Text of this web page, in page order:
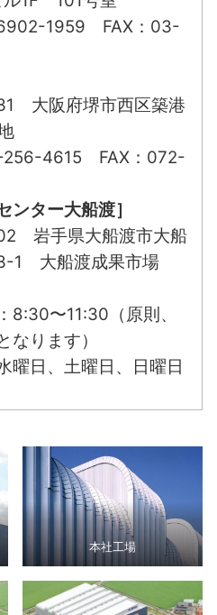
1959 FAX：03-
大阪府堺市西区築港
256-4615 FAX：072-
ンター大船渡］
岩手県大船渡市大船
1 大船渡成果市場
8:30〜11:30（原則、
なります）
曜日、土曜日、日曜日
本社工場